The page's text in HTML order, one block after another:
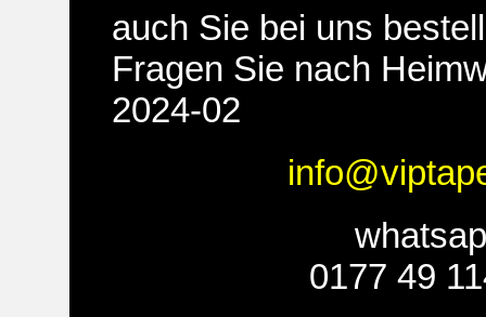
auch Sie bei uns
Fragen Sie nach
2024-02
0177 49